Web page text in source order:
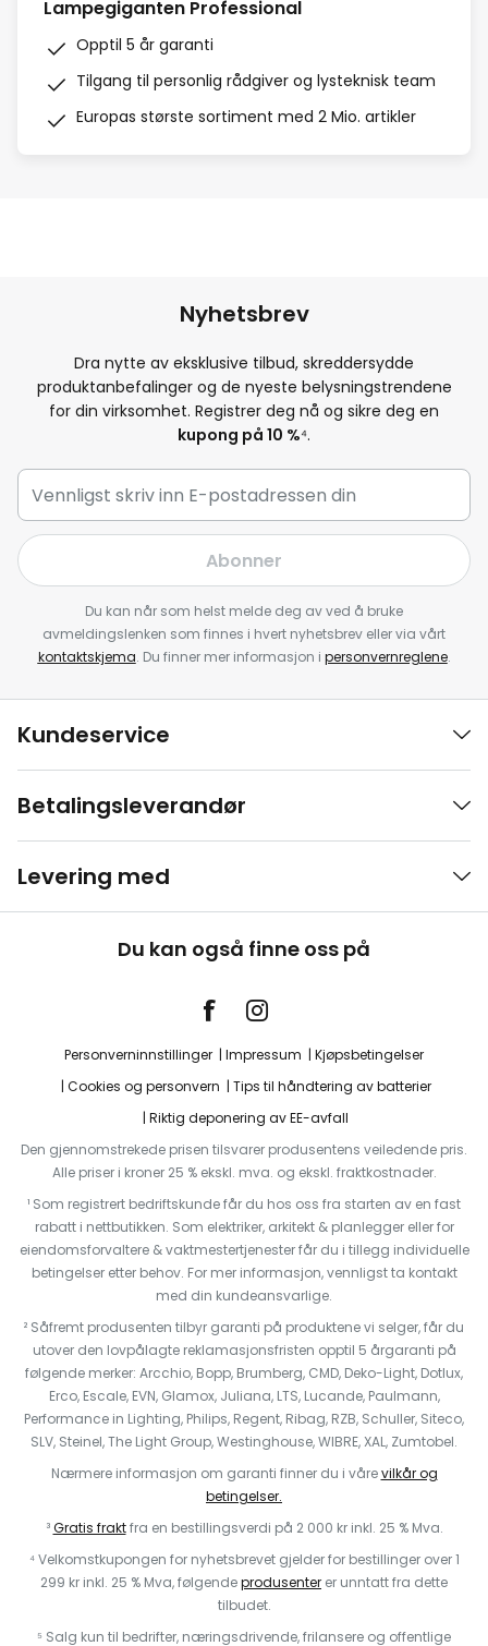
Lampegiganten Professional
Opptil 5 år garanti
Tilgang til personlig rådgiver og lysteknisk team
Europas største sortiment med 2 Mio. artikler
Nyhetsbrev
Dra nytte av eksklusive tilbud, skreddersydde
produktanbefalinger og de nyeste belysningstrendene
for din virksomhet. Registrer deg nå og sikre deg en
kupong på 10 %⁴.
Abonner
Du kan når som helst melde deg av ved å bruke
avmeldingslenken som finnes i hvert nyhetsbrev eller via vårt
kontaktskjema. Du finner mer informasjon i personvernreglene.
Kundeservice
Betalingsleverandør
Levering med
Du kan også finne oss på
Personverninnstillinger Impressum
Kjøpsbetingelser
Cookies og personvern
Tips til håndtering av batterier
Riktig deponering av EE-avfall
Den gjennomstrekede prisen tilsvarer produsentens veiledende pris.
Alle priser i kroner 25 % ekskl. mva. og ekskl. fraktkostnader.
¹ Som registrert bedriftskunde får du hos oss fra starten av en fast
rabatt i nettbutikken. Som elektriker, arkitekt & planlegger eller for
eiendomsforvaltere & vaktmestertjenester får du i tillegg individuelle
betingelser etter behov. For mer informasjon, vennligst ta kontakt
med din kundeansvarlige.
² Såfremt produsenten tilbyr garanti på produktene vi selger, får du
utover den lovpålagte reklamasjonsfristen opptil 5 årgaranti på
følgende merker: Arcchio, Bopp, Brumberg, CMD, Deko-Light, Dotlux,
Erco, Escale, EVN, Glamox, Juliana, LTS, Lucande, Paulmann,
Performance in Lighting, Philips, Regent, Ribag, RZB, Schuller, Siteco,
SLV, Steinel, The Light Group, Westinghouse, WIBRE, XAL, Zumtobel.
Nærmere informasjon om garanti finner du i vårevilkår og
betingelser.
³Gratis fraktfra en bestillingsverdi på 2 000 kr inkl. 25 % Mva.
⁴ Velkomstkupongen for nyhetsbrevet gjelder for bestillinger over 1
299 kr inkl. 25 % Mva, følgendeprodusenter er unntatt fra dette
tilbudet.
⁵ Salg kun til bedrifter, næringsdrivende, frilansere og offentlige